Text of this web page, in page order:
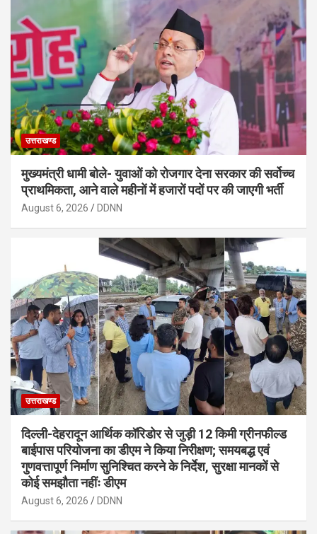
उत्तराखण्ड
मुख्यमंत्री धामी बोले- युवाओं को रोजगार देना सरकार की सर्वोच्च
प्राथमिकता, आने वाले महीनों में हजारों पदों पर की जाएगी भर्ती
August 6, 2026 DDNN
उत्तराखण्ड
दिल्ली-देहरादून आर्थिक कॉरिडोर से जुड़ी 12 किमी ग्रीनफील्ड
बाईपास परियोजना का डीएम ने किया निरीक्षण; समयबद्ध एवं
गुणवत्तापूर्ण निर्माण सुनिश्चित करने के निर्देश, सुरक्षा मानकों से
कोई समझौता नहींः डीएम
August 6, 2026 DDNN